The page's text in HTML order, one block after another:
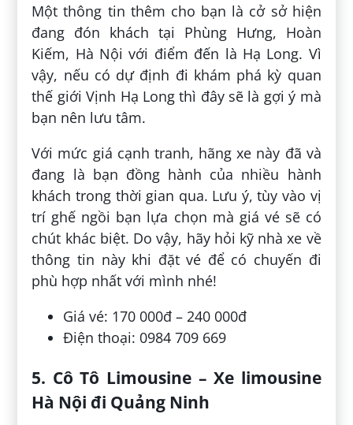
Một thông tin thêm cho bạn là cở sở hiện
đang đón khách tại Phùng Hưng, Hoàn
Kiếm, Hà Nội với điểm đến là Hạ Long. Vì
vậy, nếu có dự định đi khám phá kỳ quan
thế giới Vịnh Hạ Long thì đây sẽ là gợi ý mà
bạn nên lưu tâm.
Với mức giá cạnh tranh, hãng xe này đã và
đang là bạn đồng hành của nhiều hành
khách trong thời gian qua. Lưu ý, tùy vào vị
trí ghế ngồi bạn lựa chọn mà giá vé sẽ có
chút khác biệt. Do vậy, hãy hỏi kỹ nhà xe về
thông tin này khi đặt vé để có chuyến đi
phù hợp nhất với mình nhé!
Giá vé: 170 000đ – 240 000đ
Điện thoại: 0984 709 669
5. Cô Tô Limousine – Xe limousine
Hà Nội đi Quảng Ninh